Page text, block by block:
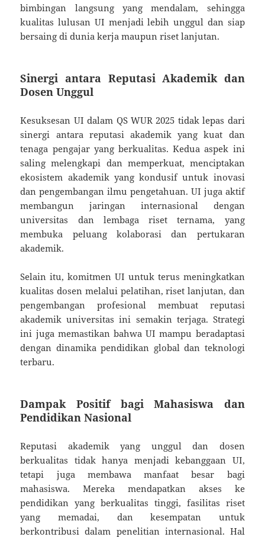
bimbingan langsung yang mendalam, sehingga
kualitas lulusan UI menjadi lebih unggul dan siap
bersaing di dunia kerja maupun riset lanjutan.
Sinergi antara Reputasi Akademik dan
Dosen Unggul
Kesuksesan UI dalam QS WUR 2025 tidak lepas dari
sinergi antara reputasi akademik yang kuat dan
tenaga pengajar yang berkualitas. Kedua aspek ini
saling melengkapi dan memperkuat, menciptakan
ekosistem akademik yang kondusif untuk inovasi
dan pengembangan ilmu pengetahuan. UI juga aktif
membangun jaringan internasional dengan
universitas dan lembaga riset ternama, yang
membuka peluang kolaborasi dan pertukaran
akademik.
Selain itu, komitmen UI untuk terus meningkatkan
kualitas dosen melalui pelatihan, riset lanjutan, dan
pengembangan profesional membuat reputasi
akademik universitas ini semakin terjaga. Strategi
ini juga memastikan bahwa UI mampu beradaptasi
dengan dinamika pendidikan global dan teknologi
terbaru.
Dampak Positif bagi Mahasiswa dan
Pendidikan Nasional
Reputasi akademik yang unggul dan dosen
berkualitas tidak hanya menjadi kebanggaan UI,
tetapi juga membawa manfaat besar bagi
mahasiswa. Mereka mendapatkan akses ke
pendidikan yang berkualitas tinggi, fasilitas riset
yang memadai, dan kesempatan untuk
berkontribusi dalam penelitian internasional. Hal